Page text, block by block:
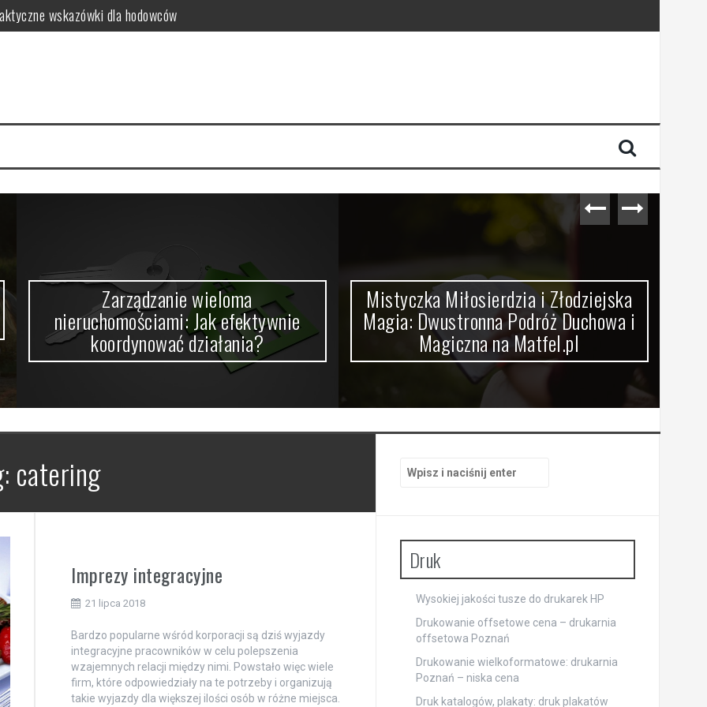
wskazówki dla hodowców
wnętrzu bez obciążania budżetu?
Zarządzanie wieloma
nieruchomościami: Jak efektywnie
koordynować działania?
Mistyczka Miłosierdzia i Złodziejska
Magia: Dwustronna Podróż Duchowa i
Magiczna na Matfel.pl
catering
Imprezy integracyjne
21 lipca 2018
Bardzo popularne wśród korporacji są dziś wyjazdy
integracyjne pracowników w celu polepszenia
wzajemnych relacji między nimi. Powstało więc wiele
firm, które odpowiedziały na te potrzeby i organizują
takie wyjazdy dla większej ilości osób w różne miejsca.
Druk
Wysokiej jakości tusze do drukarek HP
Drukowanie offsetowe cena – drukarnia
offsetowa Poznań
Drukowanie wielkoformatowe: drukarnia
Poznań – niska cena
Druk katalogów, plakaty: druk plakatów